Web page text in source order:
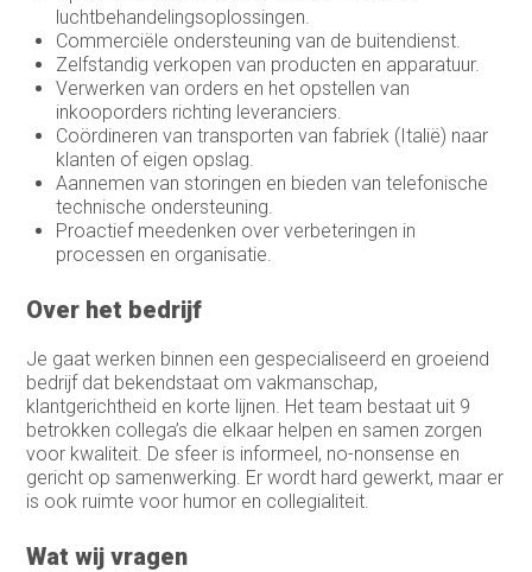
luchtbehandelingsoplossingen.
Commerciële ondersteuning van de buitendienst.
Zelfstandig verkopen van producten en apparatuur.
Verwerken van orders en het opstellen van
inkooporders richting leveranciers.
Coördineren van transporten van fabriek (Italië) naar
klanten of eigen opslag.
Aannemen van storingen en bieden van telefonische
technische ondersteuning.
Proactief meedenken over verbeteringen in
processen en organisatie.
Over het bedrijf
Je gaat werken binnen een gespecialiseerd en groeiend
bedrijf dat bekendstaat om vakmanschap,
klantgerichtheid en korte lijnen. Het team bestaat uit 9
betrokken collega’s die elkaar helpen en samen zorgen
voor kwaliteit. De sfeer is informeel, no-nonsense en
gericht op samenwerking. Er wordt hard gewerkt, maar er
is ook ruimte voor humor en collegialiteit.
Wat wij vragen
Systeembeheerder
technisch commercieel adviseur
Technisch Commercieel Medewerker
Binnendienst
Telemarketeer
Vertegenwoordiger
Vertegenwoordiger buitendienst
Warehouse manager